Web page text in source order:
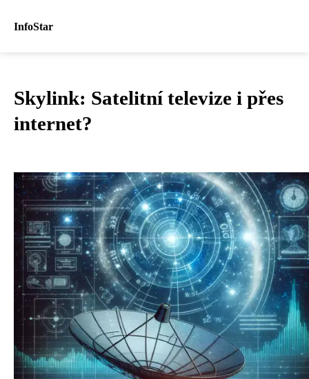
InfoStar
Skylink: Satelitní televize i přes
internet?